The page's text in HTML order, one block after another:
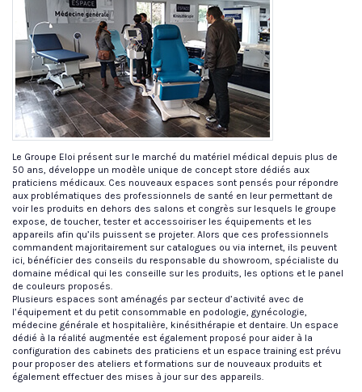
Le Groupe Eloi présent sur le marché du matériel médical depuis plus de
50 ans, développe un modèle unique de concept store dédiés aux
praticiens médicaux. Ces nouveaux espaces sont pensés pour répondre
aux problématiques des professionnels de santé en leur permettant de
voir les produits en dehors des salons et congrès sur lesquels le groupe
expose, de toucher, tester et accessoiriser les équipements et les
appareils afin qu’ils puissent se projeter. Alors que ces professionnels
commandent majoritairement sur catalogues ou via internet, ils peuvent
ici, bénéficier des conseils du responsable du showroom, spécialiste du
domaine médical qui les conseille sur les produits, les options et le panel
de couleurs proposés.
Plusieurs espaces sont aménagés par secteur d’activité avec de
l’équipement et du petit consommable en podologie, gynécologie,
médecine générale et hospitalière, kinésithérapie et dentaire. Un espace
dédié à la réalité augmentée est également proposé pour aider à la
configuration des cabinets des praticiens et un espace training est prévu
pour proposer des ateliers et formations sur de nouveaux produits et
également effectuer des mises à jour sur des appareils.